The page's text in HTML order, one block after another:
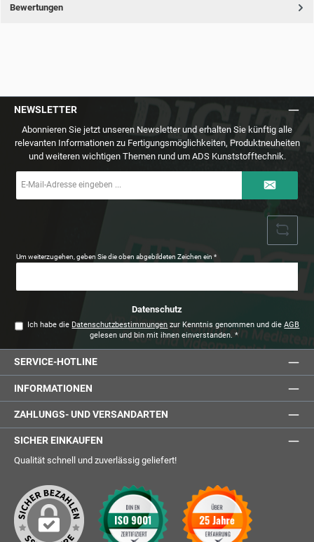
Bewertungen
NEWSLETTER
Abonnieren Sie jetzt unseren Newsletter und erhalten Sie künftig alle
relevanten Informationen zu Fertigungsmöglichkeiten, Produktneuheiten
und weiteren wichtigen Themen rund um ADS Kunststofftechnik.
Mail-
Um weiterzugehen, geben Sie die oben abgebildeten Zeichen ein*
Datenschutz
Ich habe die Datenschutzbestimmungen zur Kenntnis genommen und dieAGB
gelesen und bin mit ihnen einverstanden. *
SERVICE-HOTLINE
INFORMATIONEN
ZAHLUNGS- UND VERSANDARTEN
SICHER EINKAUFEN
Qualität schnell und zuverlässig geliefert!